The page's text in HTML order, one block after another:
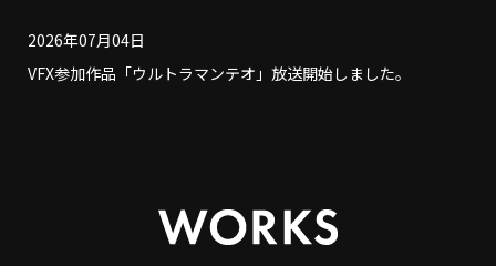
2026年07月04日
VFX参加作品「ウルトラマンテオ」放送開始しました。